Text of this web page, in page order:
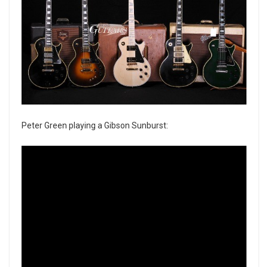
Peter Green playing a Gibson Sunburst: